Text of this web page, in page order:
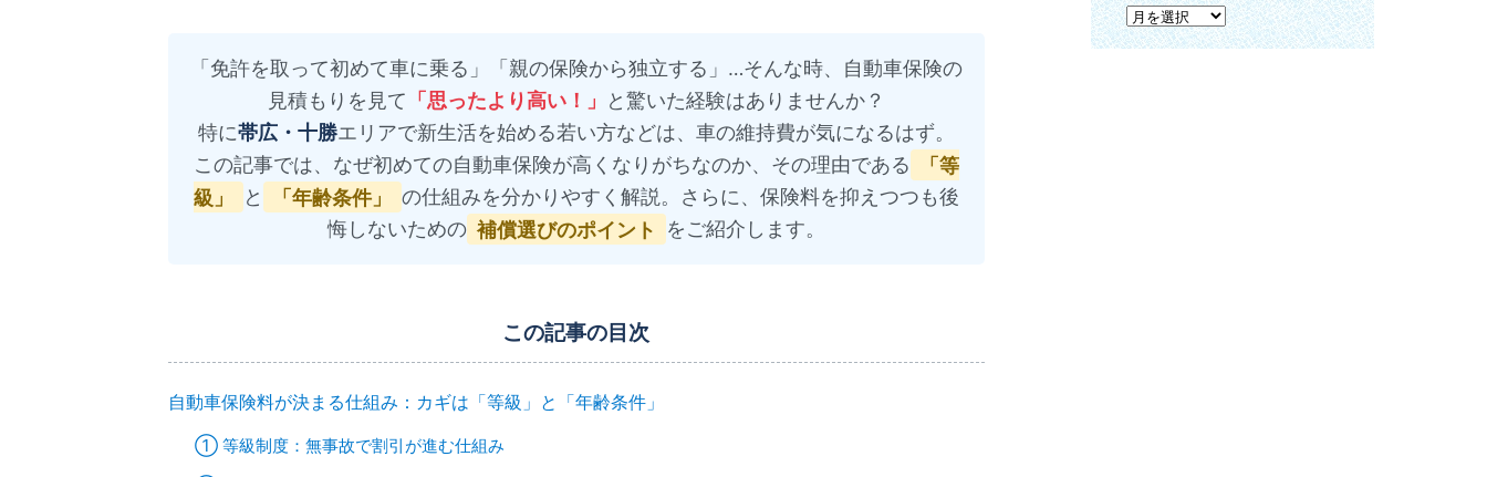
「免許を取って初めて車に乗る」「親の保険から独立する」…そんな時、自動車保険の
見積もりを見て 「思ったより高い！」
と驚いた経験はありませんか？
特に帯広・十勝エリアで新生活を始める若い方などは、車の維持費が気になるはず。
この記事では、なぜ初めての自動車保険が高くなりがちなのか、その理由である
「等
級」
と 「年齢条件」
の仕組みを分かりやすく解説。さらに、保険料を抑えつつも後
悔しないための 補償選びのポイント をご紹介します。
この記事の目次
自動車保険料が決まる仕組み：カギは「等級」と「年齢条件」
① 等級制度：無事故で割引が進む仕組み